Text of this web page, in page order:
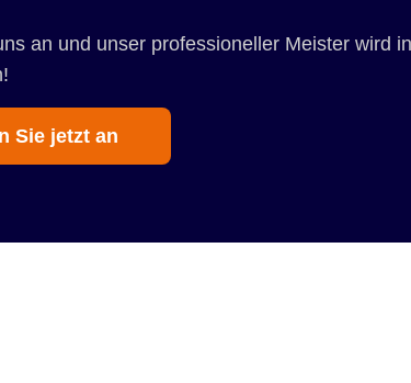
an und unser professioneller Meister wird
Sie jetzt an